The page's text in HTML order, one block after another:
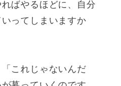
ばやるほどに、自分
ってしまいますか
これじゃないんだ